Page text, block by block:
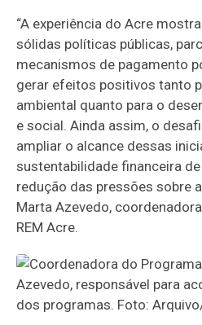
“A experiência do Acre
sólidas políticas públicas,
mecanismos de pagamento
gerar efeitos positivos tanto
ambiental quanto para o
e social. Ainda assim, o
ampliar o alcance dessas
sustentabilidade financeira
redução das pressões sobre
Marta Azevedo,
REM Acre.